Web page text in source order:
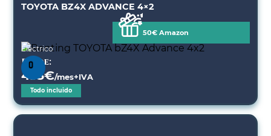
TOYOTA BZ4X ADVANCE 4×2
Eléctrico
50€ Amazon
Desde:
433€/mes+IVA
Todo incluido